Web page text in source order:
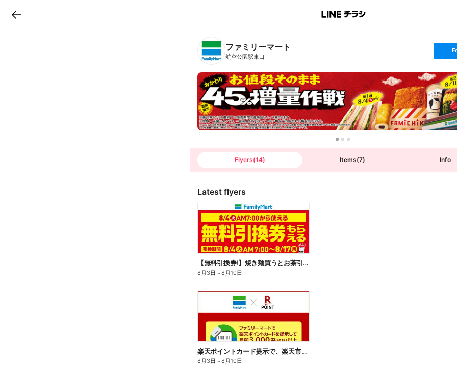
B
n
T
ファミリーマート
航空公園駅東口
s
t
o
l
l
o
w
Flyers(14) Items(7) Info
Latest flyers
【無料引換券!】焼き麺買うとお茶引換券貰える!
8月3日 ～8月10日
楽天ポイントカード提示で、楽天市場でのお買い物がおトクに!
8月3日 ～8月10日